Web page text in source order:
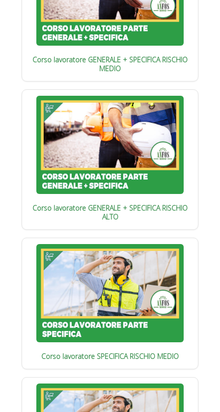
Corso lavoratore GENERALE + SPECIFICA RISCHIO
MEDIO
Corso lavoratore GENERALE + SPECIFICA RISCHIO
ALTO
Corso lavoratore SPECIFICA RISCHIO MEDIO